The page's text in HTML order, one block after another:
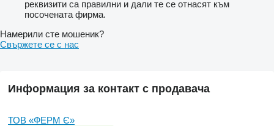
реквизити са правилни и дали те се отнасят към
посочената фирма.
Намерили сте мошеник?
Свържете се с нас
Информация за контакт с продавача
ТОВ «ФЕРМ Є»